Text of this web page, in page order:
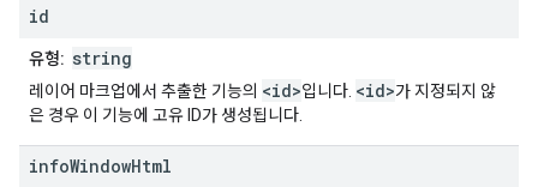
id
유형: string
레이어 마크업에서 추출한 기능의 <id>입니다. <id>가 지정되지 않
은 경우 이 기능에 고유 ID가 생성됩니다.
infoWindowHtml